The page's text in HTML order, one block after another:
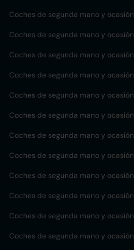
Coches de segunda mano y ocasión
Coches de segunda mano y ocasión
Coches de segunda mano y ocasión
Coches de segunda mano y ocasión
Coches de segunda mano y ocasión
Coches de segunda mano y ocasión
Coches de segunda mano y ocasión
Coches de segunda mano y ocasión
Coches de segunda mano y ocasión
Coches de segunda mano y ocasión
Coches de segunda mano y ocasión
Coches de segunda mano y ocasión